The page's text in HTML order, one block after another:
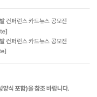
컨퍼런스 카드뉴스 공모전
컨퍼런스 카드뉴스 공모전
양식 포함)을 참조 바랍니다.